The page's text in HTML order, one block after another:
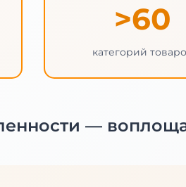
>60
категорий
—